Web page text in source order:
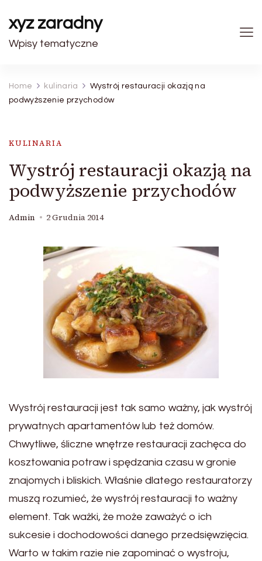
xyz zaradny
Wpisy tematyczne
Home kulinaria
Wystrój restauracji okazją na
podwyższenie przychodów
KULINARIA
Wystrój restauracji okazją na
podwyższenie przychodów
Admin 2 Grudnia 2014
Wystrój restauracji jest tak samo ważny, jak wystrój
prywatnych apartamentów lub też domów.
Chwytliwe, śliczne wnętrze restauracji zachęca do
kosztowania potraw i spędzania czasu w gronie
znajomych i bliskich. Właśnie dlatego restauratorzy
muszą rozumieć, że wystrój restauracji to ważny
element. Tak ważki, że może zaważyć o ich
sukcesie i dochodowości danego przedsięwzięcia.
Warto w takim razie nie zapominać o wystroju,